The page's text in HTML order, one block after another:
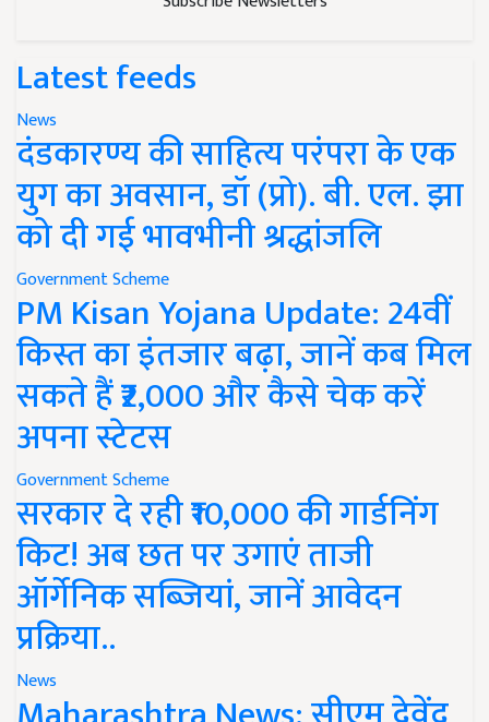
Latest feeds
News
दंडकारण्य की साहित्य परंपरा के एक
युग का अवसान, डॉ (प्रो). बी. एल. झा
को दी गई भावभीनी श्रद्धांजलि
Government Scheme
PM Kisan Yojana Update: 24वीं
किस्त का इंतजार बढ़ा, जानें कब मिल
सकते हैं ₹2,000 और कैसे चेक करें
अपना स्टेटस
Government Scheme
सरकार दे रही ₹10,000 की गार्डनिंग
किट! अब छत पर उगाएं ताजी
ऑर्गेनिक सब्जियां, जानें आवेदन
प्रक्रिया..
News